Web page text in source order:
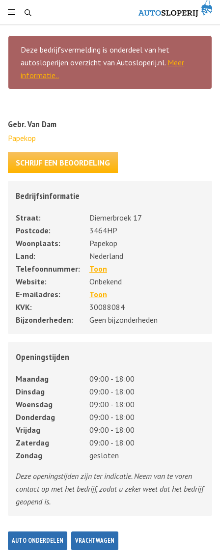
Deze bedrijfsvermelding is onderdeel van het
autosloperijen overzicht van Autosloperij.nl. Meer
informatie..
Gebr. Van Dam
Papekop
SCHRIJF EEN BEOORDELING
Bedrijfsinformatie
Straat:
Diemerbroek 17
Postcode:
3464HP
Woonplaats:
Papekop
Land:
Nederland
Telefoonnummer:
Toon
Website:
Onbekend
E-mailadres:
Toon
KVK:
30088084
Bijzonderheden:
Geen bijzonderheden
Openingstijden
Maandag
09:00 - 18:00
Dinsdag
09:00 - 18:00
Woensdag
09:00 - 18:00
Donderdag
09:00 - 18:00
Vrijdag
09:00 - 18:00
Zaterdag
09:00 - 18:00
Zondag
gesloten
Deze openingstijden zijn ter indicatie. Neem van te voren
contact op met het bedrijf, zodat u zeker weet dat het bedrijf
geopend is.
AUTO ONDERDELEN VRACHTWAGEN